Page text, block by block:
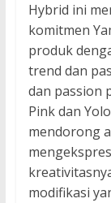
Hybrid ini
komitmen
produk
trend dan
dan passion
Pink dan
mendorong
modifikasi